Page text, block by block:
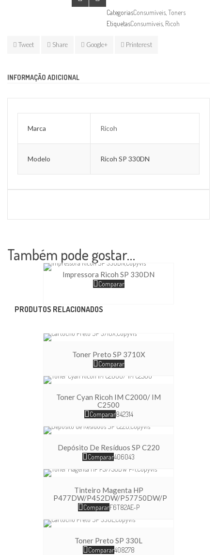
CategoriasConsumíveis Toners
EtiquetasConsumíveis Ricoh
Tweet Share Google+ Printerest
INFORMAÇÃO ADICIONAL
Marca Ricoh
Modelo Ricoh SP 330DN
Também pode gostar…
Impressora Ricoh SP 330DN
Comparar
PRODUTOS RELACIONADOS
Toner Preto SP 3710X
Comparar
Toner Cyan Ricoh IM C2000/ IM
C2500
Comparar842314
Depósito De Resíduos SP C220
Comparar406043
Tinteiro Magenta HP
P477DW/P452DW/P57750DW/P
CompararF6T82AE-P
Toner Preto SP 330L
Comparar408278